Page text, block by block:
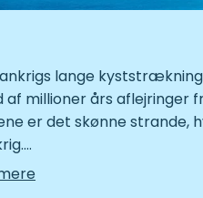
lange
af millioner års aflejringer
er det skønne strande,